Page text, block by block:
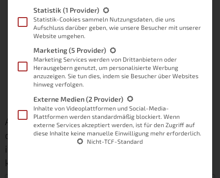
Aus diesem Grund erkläre ich dir nun, wie du
deine Fensterkontakte in dein Smart Home
integrieren kannst. Damit das problemlos
klappt, nutzen wir den CUL-Stick von Busware.
Statistik (1 Provider)
Statistik-Cookies sammeln Nutzungsdaten, die uns
Aufschluss darüber geben, wie unsere Besucher mit unserer
Website umgehen.
Marketing(5 Provider)
Marketing Services werden von Drittanbietern oder
Herausgebern genutzt, um personalisierte Werbung
anzuzeigen. Sie tun dies, indem sie Besucher über Websites
hinweg verfolgen.
Externe Medien(2 Provider)
Inhalte von Videoplattformen und Social-Media-
Plattformen werden standardmäßig blockiert. Wenn
externe Services akzeptiert werden, ist für den Zugriff auf
diese Inhalte keine manuelle Einwilligung mehr erforderlich.
Nicht-TCF-Standard